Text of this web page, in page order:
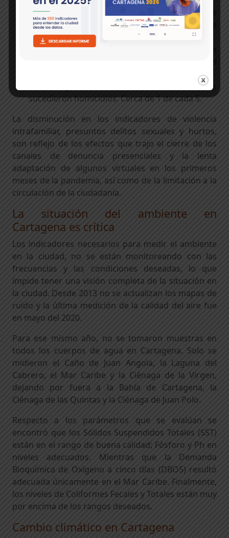
El principal mecanismo causal de los homicidios
fue el proyectil de arma de fuego, responsable
del63%de estos.
Abril fue el mes en que mayor registro de
El domingo fue el día de la semana que más
sucedieron homicidios. Cerca de 1 de cada 5.
La disminución en los indicadores de violencia
intrafamiliar, presuntos delitos sexuales y hurtos,
son reflejo de los efectos que trajo el cierre de los
canales de denuncia presenciales y la lenta
adaptación de algunos virtuales en los primeros
meses de la pandemia, así como de la limitación a la
circulación de la ciudadanía.
La situación del ambiente en
Cartagena es crítica
Los indicadores necesarios para medir el ambiente
en la ciudad, no se están monitoreando con las
frecuencias y las condiciones deseadas, lo que
impide tener una visión completa de la situación en
la ciudad. Desde 2013 no se actualizan los mapas de
ruido y la última medición de la calidad del aire fue
en mayo del 2020.
Para ese mismo año, no se tomaron muestras en
todos los cuerpos de agua en Cartagena. Solo se
midieron el Caño de Juan Angola, la Laguna del
Cabrero, el Mar Caribe y la Ciénaga de la Virgen,
dejando por fuera a la Bahía de Cartagena, la
Ciénaga de las Quintas y la Ciénaga de Juan Polo.
Respecto a los parámetros que se evalúan se
encontró que los Sólidos Suspendidos Totales (SST)
están en el rango de buena calidad; Fósforo y Ph en
niveles adecuados. Mientras que la Demanda
Bioquímica de Oxígeno a cinco días (DBO5) resultó
adecuada únicamente en el Mar Caribe. Finalmente,
los niveles de Coliformes Fecales y Totales están muy
por encima de los rangos deseados.
Cambio climático en Cartagena